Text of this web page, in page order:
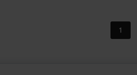
1